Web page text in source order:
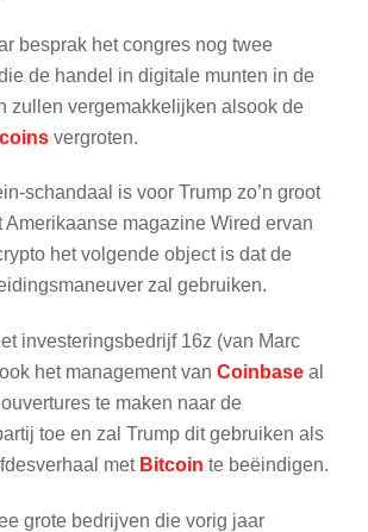
besprak het congres nog twee
de handel in digitale munten in de
zullen vergemakkelijken alsook de
vergroten.
schandaal is voor Trump zo’n groot
Amerikaanse magazine Wired ervan
het volgende object is dat de
zal gebruiken.
investeringsbedrijf 16z (van Marc
het management vanCoinbase al
te maken naar de
toe en zal Trump dit gebruiken als
met Bitcoin te beëindigen.
grote bedrijven die vorig jaar